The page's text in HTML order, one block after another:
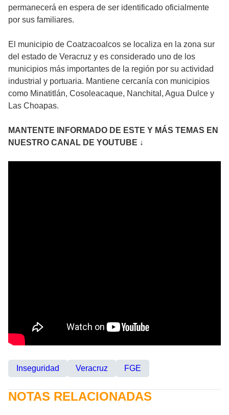
permanecerá en espera de ser identificado oficialmente
por sus familiares.
El municipio de Coatzacoalcos se localiza en la zona sur
del estado de Veracruz y es considerado uno de los
municipios más importantes de la región por su actividad
industrial y portuaria. Mantiene cercanía con municipios
como Minatitlán, Cosoleacaque, Nanchital, Agua Dulce y
Las Choapas.
MANTENTE INFORMADO DE ESTE Y MÁS TEMAS EN
NUESTRO CANAL DE YOUTUBE ↓
Inseguridad Veracruz FGE
NOTAS RELACIONADAS